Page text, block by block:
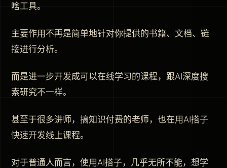
啥工具。
主要作用不再是简单地针对你提供的书籍、文档、链
接进行分析。
而是进一步开发成可以在线学习的课程，跟AI深度搜
索研究不一样。
甚至于很多讲师，搞知识付费的老师，也在用AI搭子
快速开发线上课程。
对于普通人而言，使用AI搭子，几乎无所不能，想学